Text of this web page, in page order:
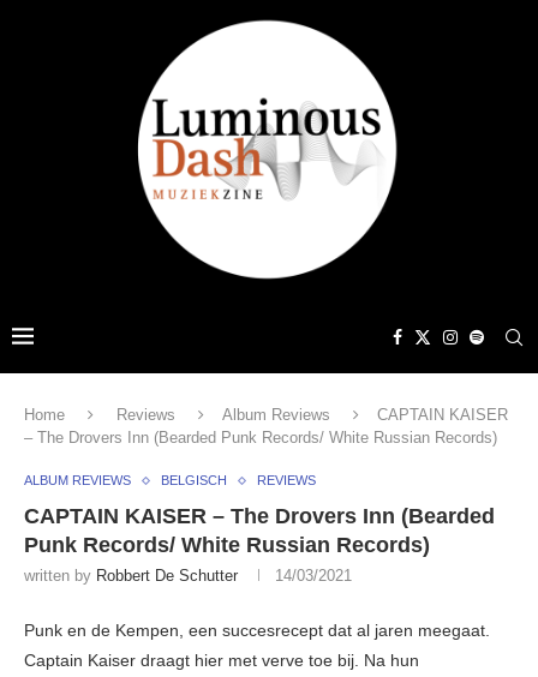
Home Reviews Album Reviews
CAPTAIN KAISER
– The Drovers Inn (Bearded Punk Records/ White Russian Records)
ALBUM REVIEWS BELGISCH REVIEWS
CAPTAIN KAISER – The Drovers Inn (Bearded
Punk Records/ White Russian Records)
written by Robbert De Schutter 14/03/2021
Punk en de Kempen, een succesrecept dat al jaren meegaat.
Captain Kaiser draagt hier met verve toe bij. Na hun